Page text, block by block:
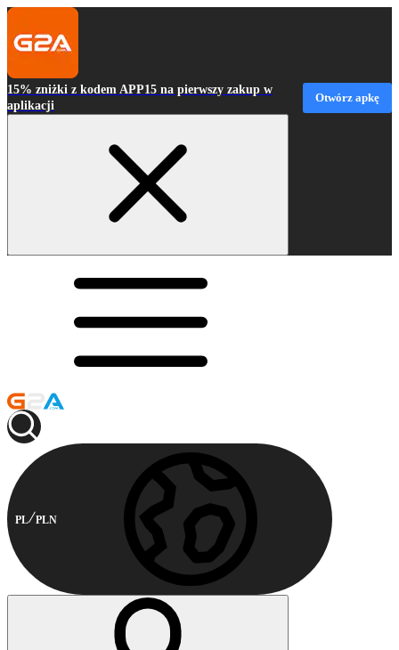
15% zniżki z kodem APP15 na pierwszy zakup w
aplikacji
Otwórz apkę
PL PLN